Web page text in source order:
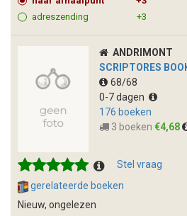
adreszending
+3
ANDRIMONT
SCRIPTORES
68/68
0-7 dagen
176 boeken
3 boeken €4,68
Stel vraag
gerelateerde boeken
Nieuw, ongelezen